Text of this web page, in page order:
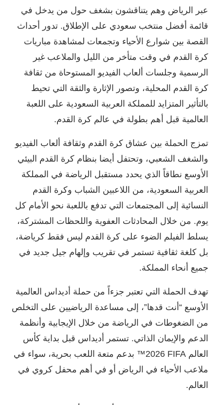
عبر الرياض وهم يتناقشون بشغف حول من يدخل في
قائمة أفضل منتخب سعودي على الإطلاق. تدور أحداث
القصة بين شوارع الأحياء وتجمعات لمشاهدة مباريات
كرة القدم في وقت متأخر من الليل والملاعب غير
الرسمية وجلسات ألعاب الفيديو المستوحاة من ثقافة
كرة القدم المحلية، وتصور الإثارة والثقة التي تحيط
بالتأثير المتزايد للمملكة العربية السعودية على اللعبة
العالمية قبل أهم بطولة في عالم كرة القدم.
تمزج الحملة بين عشاق كرة القدم وثقافة ألعاب الفيديو
والشغف الشعبي، وتحتفل أيضا بنظام كرة القدم البيئي
الأوسع نطاقاً الذي يحدد مستقبل الرياضة في المملكة
العربية السعودية، من اللاعبين الشباب وكرة القدم
النسائية إلى المجتمعات التي تدفع باللعبة نحو الأمام كل
يوم. من خلال المحادثات العفوية واللحظات المشتركة،
يسلط الفيلم الضوء على كرة القدم ليس فقط كرياضة،
بل كلغة ثقافية تستمر في تقريب وإلهام جيل جديد في
جميع أنحاء المملكة.
تهدف الحملة التي تعتبر جزءاً من حملة أديداس العالمية
الأوسع “أنت قدها”، إلى مساعدة الرياضيين على التخلص
من الضغوطات في الرياضة من خلال الإيجابية وأنظمة
الدعم والإيمان الذاتي. تستمر أديداس قبل بداية كأس
العالم ‎‎™2026 FIFA‏‏ بدعم متعة اللعب بحرية، سواء في
ملاعب الأحياء في الرياض أو في أهم محفل كروي في
العالم.